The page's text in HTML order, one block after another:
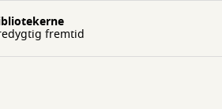
fremtid